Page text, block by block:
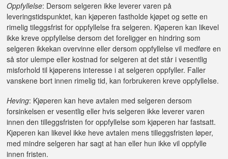
Oppfyllelse: Dersom selgeren ikke leverer varen på
leveringstidspunktet, kan kjøperen fastholde kjøpet og sette en
rimelig tileggsfrist for oppfyllelse fra selgeren. Kjøperen kan likevel
ikke kreve oppfyllelse dersom det foreligger en hindring som
selgeren ikkekan overvinne eller dersom oppfyllelse vil medføre en
så stor ulempe eller kostnad for selgeren at det står i vesentlig
misforhold til kjøperens interesse i at selgeren oppfyller. Faller
vanskene bort innen rimelig tid, kan forbrukeren kreve oppfyllelse.
Heving: Kjøperen kan heve avtalen med selgeren dersom
forsinkelsen er vesentlig eller hvis selgeren ikke leverer varen
innen den tilleggsfristen for oppfyllelse som kjøperen har fastsatt.
Kjøperen kan likevel ikke heve avtalen mens tilleggsfristen løper,
med mindre selgeren har sagt at han eller hun ikke vil oppfylle
innen fristen.